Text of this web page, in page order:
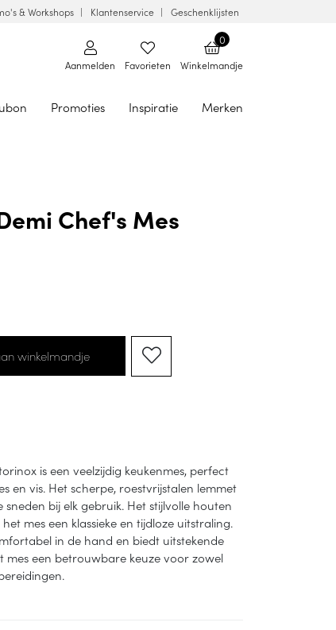
& Workshops Klantenservice Geschenklijsten
Aanmelden Favorieten
0
Winkelmandje
Promoties Inspiratie Merken
Chef's Mes
winkelmandje
is een veelzijdig keukenmes, perfect
en vis. Het scherpe, roestvrijstalen lemmet
bij elk gebruik. Het stijlvolle houten
mes een klassieke en tijdloze uitstraling.
in de hand en biedt uitstekende
mes een betrouwbare keuze voor zowel